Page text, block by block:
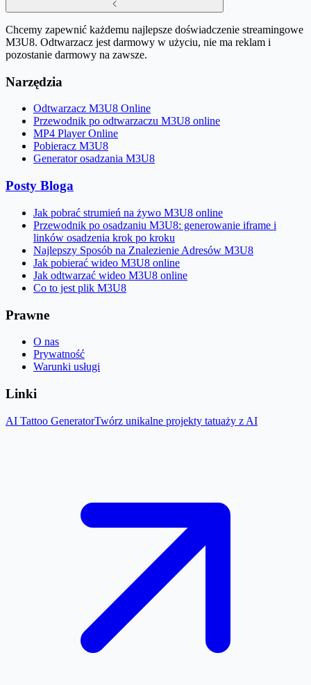
Chcemy zapewnić każdemu najlepsze doświadczenie streamingowe
M3U8. Odtwarzacz jest darmowy w użyciu, nie ma reklam i
pozostanie darmowy na zawsze.
Narzędzia
Odtwarzacz M3U8 Online
Przewodnik po odtwarzaczu M3U8 online
MP4 Player Online
Pobieracz M3U8
Generator osadzania M3U8
Posty Bloga
Jak pobrać strumień na żywo M3U8 online
Przewodnik po osadzaniu M3U8: generowanie iframe i
linków osadzenia krok po kroku
Najlepszy Sposób na Znalezienie Adresów M3U8
Jak pobierać wideo M3U8 online
Jak odtwarzać wideo M3U8 online
Co to jest plik M3U8
Prawne
O nas
Prywatność
Warunki usługi
Linki
AI Tattoo GeneratorTwórz unikalne projekty tatuaży z AI